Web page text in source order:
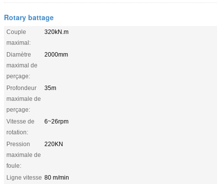
Rotary battage
Couple
maximal:
320kN.m
Diamètre
maximal de
perçage:
2000mm
Profondeur
maximale de
perçage:
35m
Vitesse de
rotation:
6~26rpm
Pression
maximale de
foule:
220KN
Ligne vitesse 80 m/min